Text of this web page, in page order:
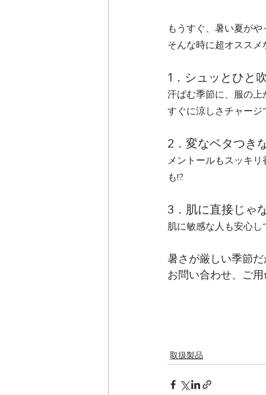
もうすぐ、暑い夏が
そんな時に超オスス
1．シュッとひと
汗ばむ季節に、服の上
すぐに涼しさチャージ
2．変なベタつき
メントールもスッキ
も!?
3．肌に直接じゃ
肌に敏感な人も安心
暑さが厳しい季節
お問い合わせ、ご
取扱製品